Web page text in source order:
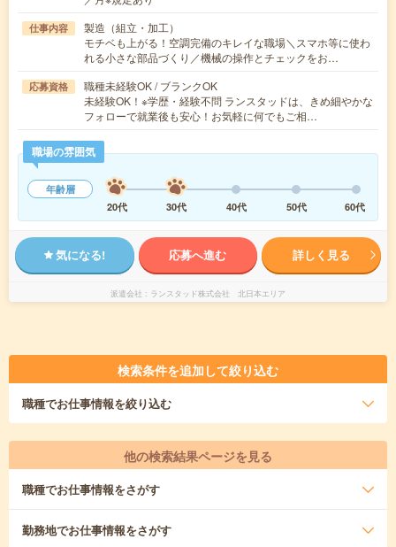
仕事内容
製造（組立・加工）
モチベも上がる！空調完備のキレイな職場＼スマホ等に使わ
れる小さな部品づくり／機械の操作とチェックをお…
応募資格
職種未経験OK / ブランクOK
未経験OK！※学歴・経験不問 ランスタッドは、きめ細やかな
フォローで就業後も安心！お気軽に何でもご相…
職場の雰囲気
年齢層
20代
30代 40代 50代 60代
気になる! 応募へ進む 詳しく見る
派遣会社 ランスタッド株式会社 北日本エリア
検索条件を追加して絞り込む
職種でお仕事情報を絞り込む
他の検索結果ページを見る
職種でお仕事情報をさがす
勤務地でお仕事情報をさがす